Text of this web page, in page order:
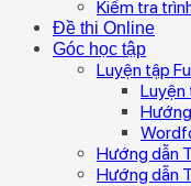
Kiểm tra
Đề thi Online
Góc học tập
Luyện tập
Luyện
Hướng dẫn
Hướng dẫn